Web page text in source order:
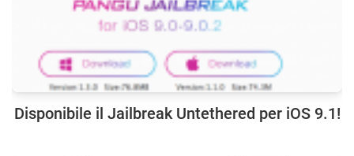
Disponibile il Jailbreak Untethered per iOS 9.1!